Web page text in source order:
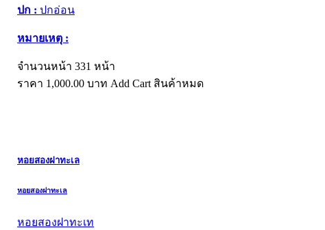
ปก : ปกอ่อน
หมายเหตุ :
จำนวนหน้า 331 หน้า
ราคา 1,000.00 บาท Add Cart สินค้าหมด
หอยสองฝาทะเล
หอยสองฝาทะเล
หอยสองฝาทะเท